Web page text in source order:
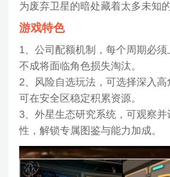
为废弃卫星的暗处藏着太多未知的
游戏特色
1、公司配额机制，每个周期必
不成将面临角色损失淘汰。
2、风险自选玩法，可选择深入
可在安全区稳定积累资源。
3、外星生态研究系统，可观察并
性，解锁专属图鉴与能力加成。